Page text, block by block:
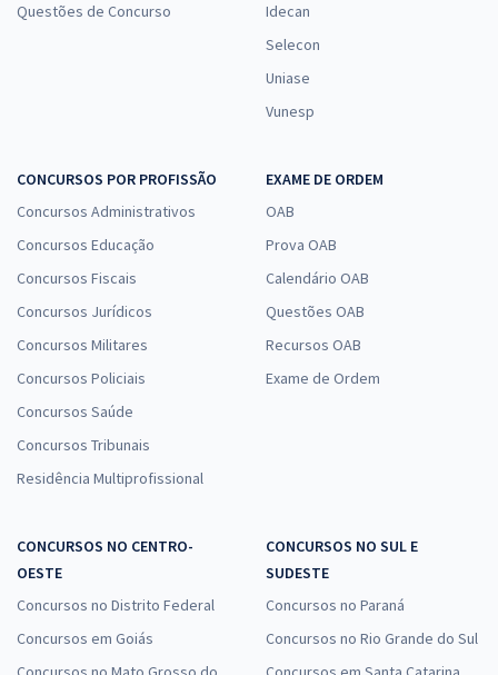
Questões de Concurso
Idecan
Selecon
Uniase
Vunesp
CONCURSOS POR PROFISSÃO
Concursos Administrativos
Concursos Educação
Concursos Fiscais
Concursos Jurídicos
Concursos Militares
Concursos Policiais
Concursos Saúde
Concursos Tribunais
Residência Multiprofissional
EXAME DE ORDEM
OAB
Prova OAB
Calendário OAB
Questões OAB
Recursos OAB
Exame de Ordem
CONCURSOS NO CENTRO-
OESTE
Concursos no Distrito Federal
Concursos em Goiás
CONCURSOS NO SUL E
SUDESTE
Concursos no Paraná
Concursos no Rio Grande do Sul